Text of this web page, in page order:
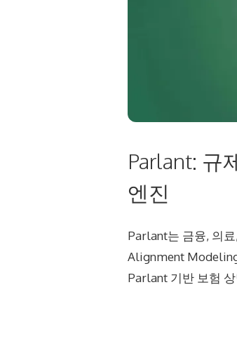
Parlant: 규
엔진
Parlant는 금융, 의
Alignment
Parlant 기반 보험